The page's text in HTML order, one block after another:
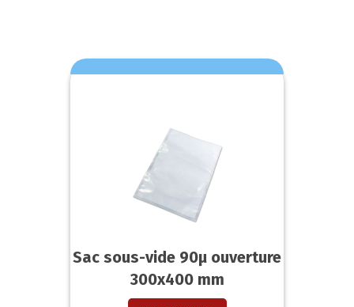
Sac sous-vide 90µ ouverture
300x400 mm